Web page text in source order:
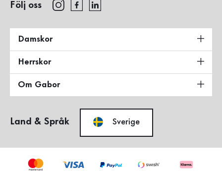
Följ oss
Damskor
Herrskor
Om Gabor
Land & Språk Sverige